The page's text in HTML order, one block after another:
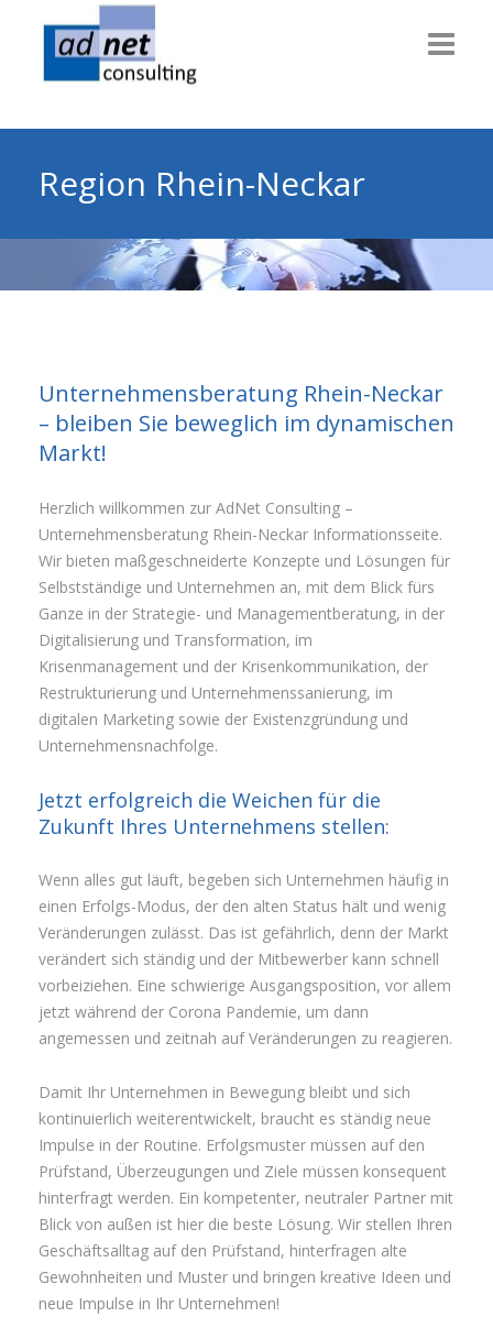
Info & News
Über uns
Region Rhein-Neckar
Unternehmensberatung Rhein-Neckar
– bleiben Sie beweglich im dynamischen
Markt!
Herzlich willkommen zur AdNet Consulting –
Unternehmensberatung Rhein-Neckar Informationsseite.
Wir bieten maßgeschneiderte Konzepte und Lösungen für
Selbstständige und Unternehmen an, mit dem Blick fürs
Ganze in der Strategie- und Managementberatung, in der
Digitalisierung und Transformation, im
Krisenmanagement und der Krisenkommunikation, der
Restrukturierung und Unternehmenssanierung, im
digitalen Marketing sowie der Existenzgründung und
Unternehmensnachfolge.
Jetzt erfolgreich die Weichen für die
Zukunft Ihres Unternehmens stellen:
Wenn alles gut läuft, begeben sich Unternehmen häufig in
einen Erfolgs-Modus, der den alten Status hält und wenig
Veränderungen zulässt. Das ist gefährlich, denn der Markt
verändert sich ständig und der Mitbewerber kann schnell
vorbeiziehen. Eine schwierige Ausgangsposition, vor allem
jetzt während der Corona Pandemie, um dann
angemessen und zeitnah auf Veränderungen zu reagieren.
Damit Ihr Unternehmen in Bewegung bleibt und sich
kontinuierlich weiterentwickelt, braucht es ständig neue
Impulse in der Routine. Erfolgsmuster müssen auf den
Prüfstand, Überzeugungen und Ziele müssen konsequent
hinterfragt werden. Ein kompetenter, neutraler Partner mit
Blick von außen ist hier die beste Lösung. Wir stellen Ihren
Geschäftsalltag auf den Prüfstand, hinterfragen alte
Gewohnheiten und Muster und bringen kreative Ideen und
neue Impulse in Ihr Unternehmen!